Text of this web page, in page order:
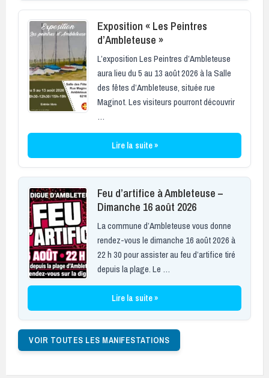
Exposition « Les Peintres
d’Ambleteuse »
L’exposition Les Peintres d’Ambleteuse
aura lieu du 5 au 13 août 2026 à la Salle
des fêtes d’Ambleteuse, située rue
Maginot. Les visiteurs pourront découvrir
…
Lire la suite »
Feu d’artifice à Ambleteuse –
Dimanche 16 août 2026
La commune d’Ambleteuse vous donne
rendez-vous le dimanche 16 août 2026 à
22 h 30 pour assister au feu d’artifice tiré
depuis la plage. Le …
Lire la suite »
VOIR TOUTES LES MANIFESTATIONS